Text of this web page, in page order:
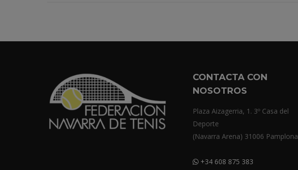
CONTACTA CON
NOSOTROS
Plaza Aizagerria, 1. 3º Casa del
Deporte
(Navarra Arena) 31006 Pamplona
+34 608 875 383